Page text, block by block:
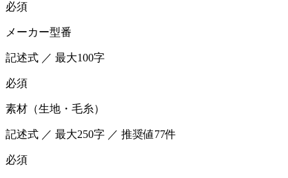
必須
メーカー型番
記述式 ／ 最大100字
必須
素材（生地・毛糸）
記述式 ／ 最大250字 ／ 推奨値77件
必須